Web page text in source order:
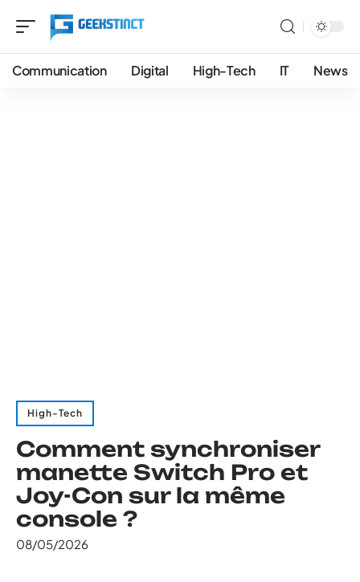
Communication Digital High-Tech IT News
High-Tech
Comment synchroniser
manette Switch Pro et
Joy-Con sur la même
console ?
08/05/2026